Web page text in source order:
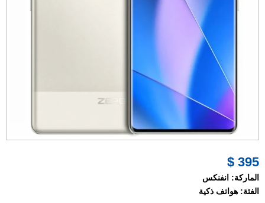
395 $
الماركة: انفنكس
الفئة: هواتف ذكية